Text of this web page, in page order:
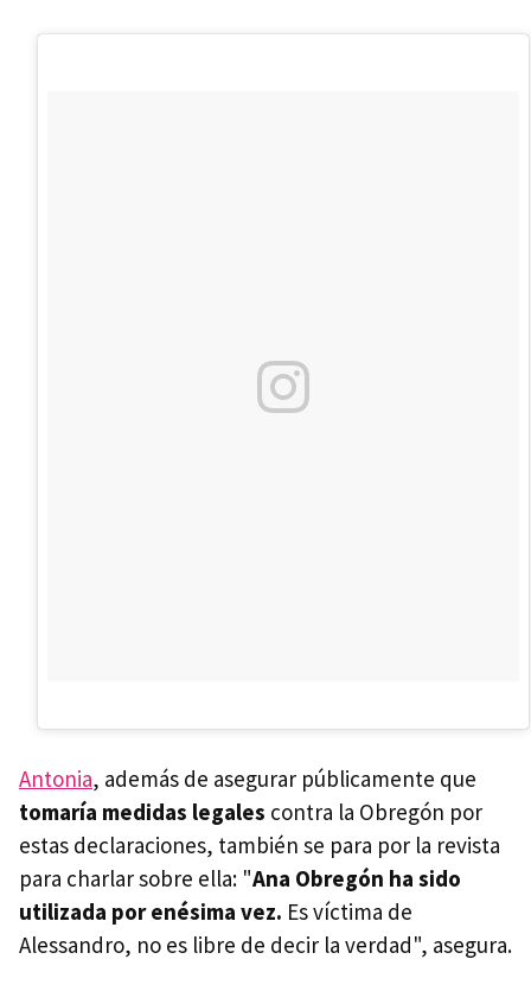
Antonia, además de asegurar públicamente que
tomaría medidas legales contra la Obregón por
estas declaraciones, también se para por la revista
para charlar sobre ella: "Ana Obregón ha sido
utilizada por enésima vez. Es víctima de
Alessandro, no es libre de decir la verdad", asegura.